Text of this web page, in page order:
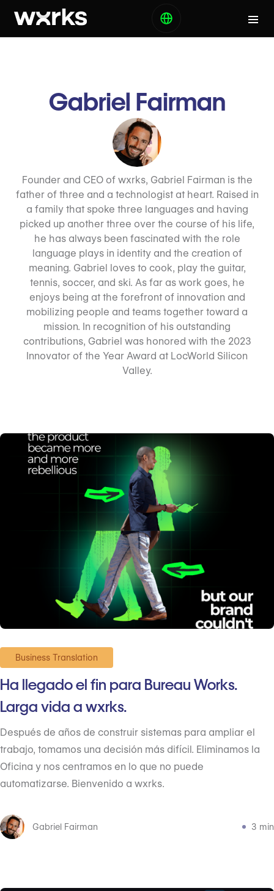
Gabriel Fairman
Founder and CEO of wxrks, Gabriel Fairman is the
father of three and a technologist at heart. Raised in
a family that spoke three languages and having
picked up another three over the course of his life,
he has always been fascinated with the role
language plays in identity and the creation of
meaning. Gabriel loves to cook, play the guitar,
tennis, soccer, and ski. As far as work goes, he
enjoys being at the forefront of innovation and
mobilizing people and teams together toward a
mission. In recognition of his outstanding
contributions, Gabriel was honored with the 2023
Innovator of the Year Award at LocWorld Silicon
Valley.
Business Translation
Ha llegado el fin para Bureau Works.
Larga vida a wxrks.
Después de años de construir sistemas para ampliar el
trabajo, tomamos una decisión más difícil. Eliminamos la
Oficina y nos centramos en lo que no puede
automatizarse. Bienvenido a wxrks.
Gabriel Fairman 3 min